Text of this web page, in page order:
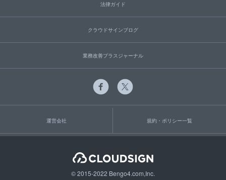
法律ガイド
クラウドサインブログ
業務改善プラスジャーナル
運営会社 規約・ポリシー一覧
© 2015-2022 Bengo4.com,Inc.